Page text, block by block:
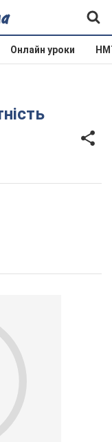
Онлайн уроки